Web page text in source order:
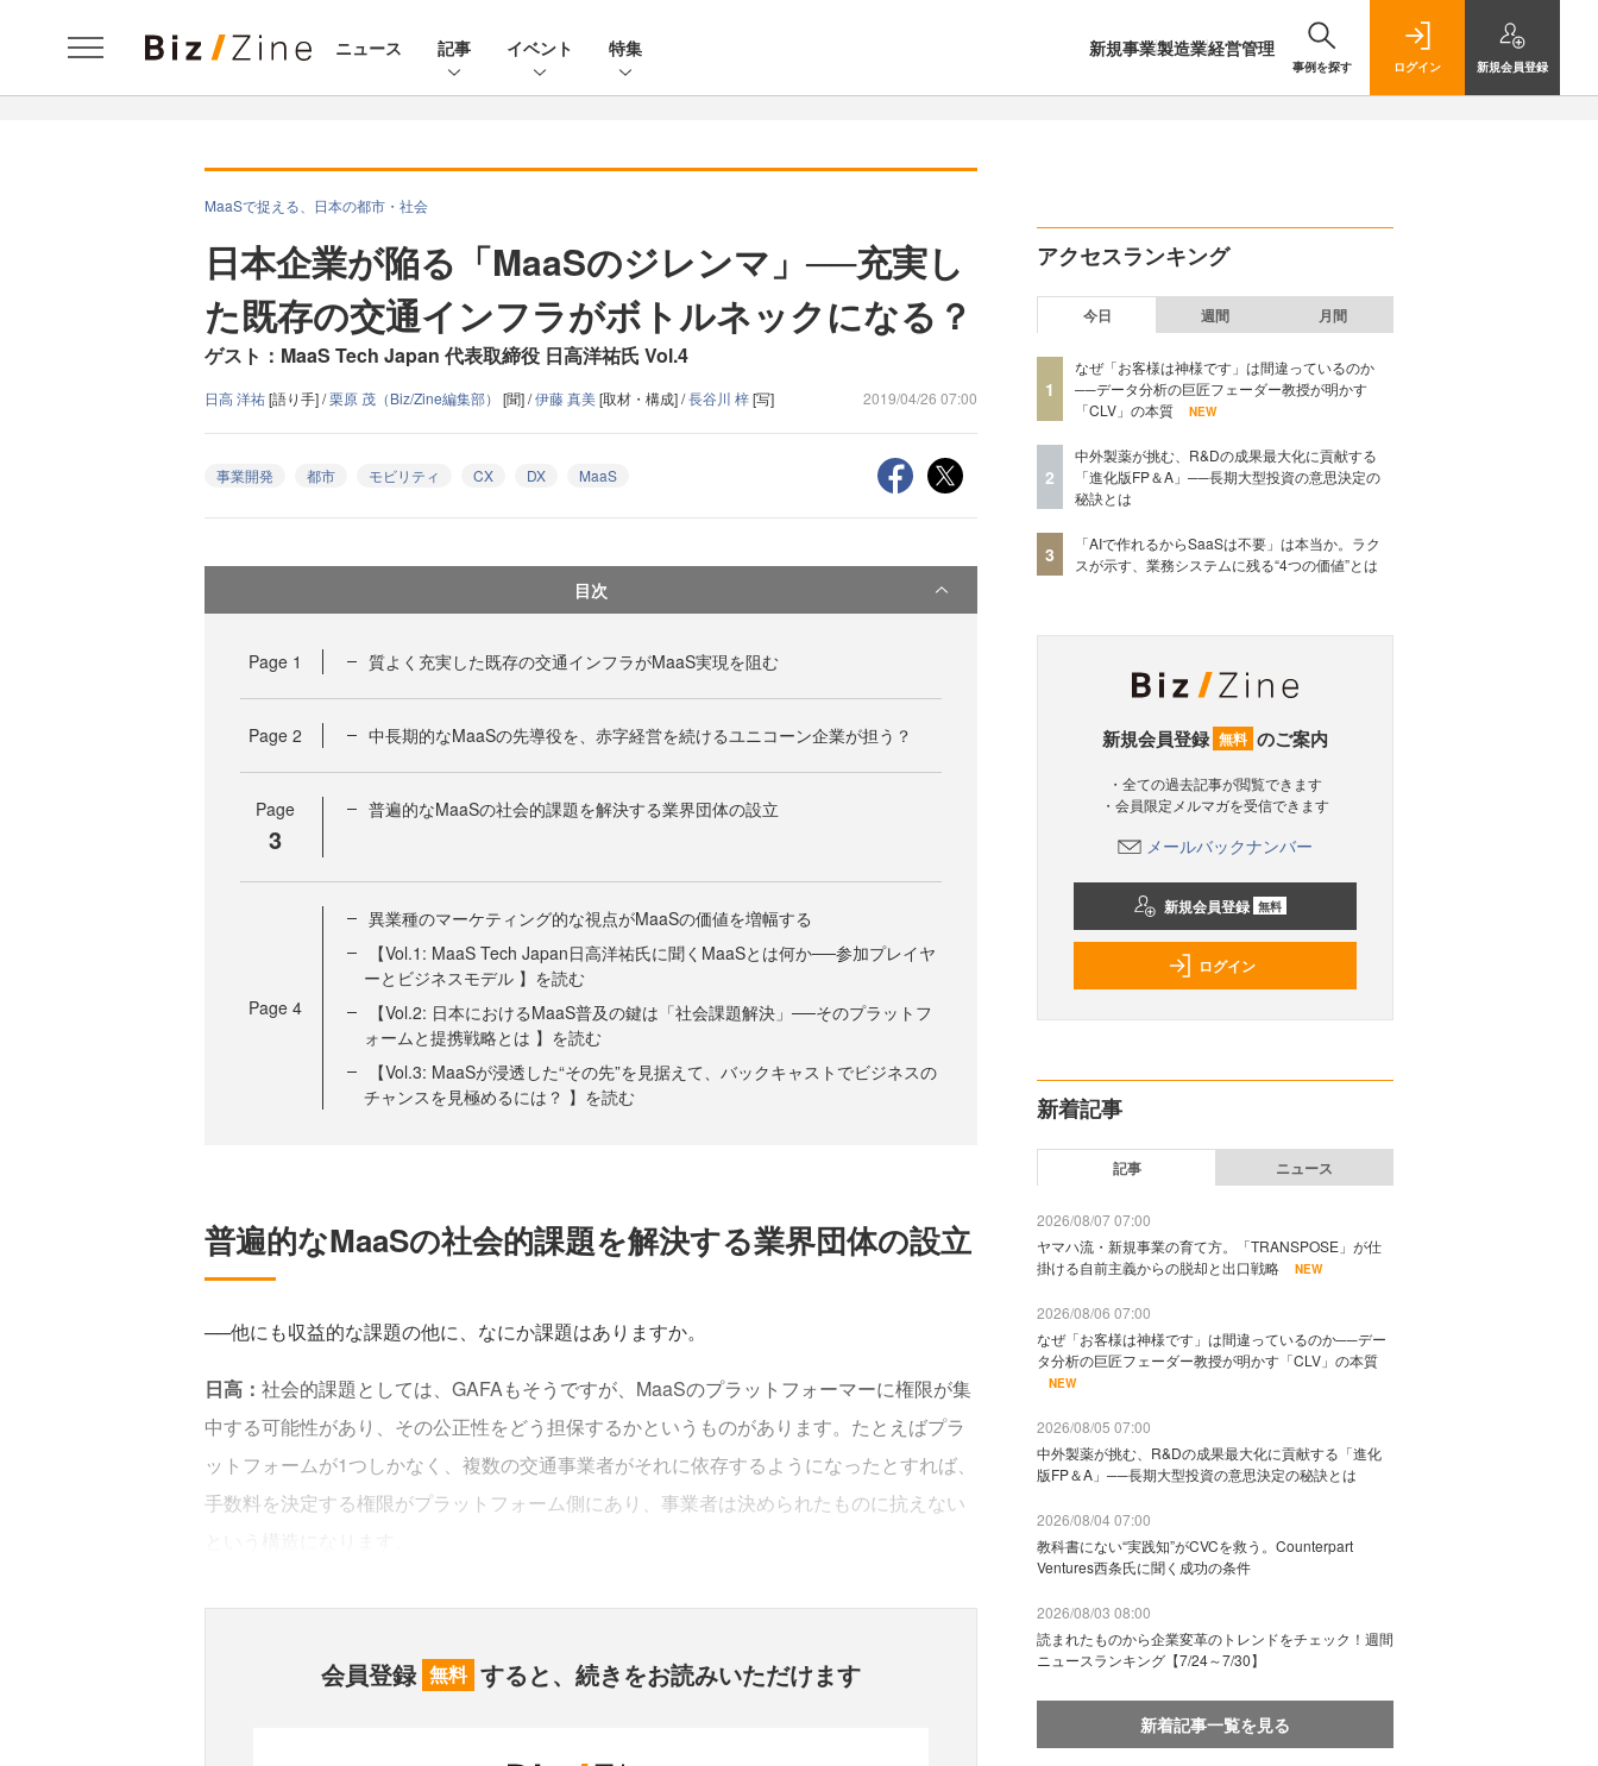
ニュース 記事 イベント 特集 新規事業製造業経営管理
事例を探す ログイン 新規会員登録
MaaSで捉える、日本の都市・社会
日本企業が陥る「MaaSのジレンマ」──充実し
た既存の交通インフラがボトルネックになる？
ゲスト：MaaS Tech Japan 代表取締役 日高洋祐氏 Vol.4
日高 洋祐[語り手] /栗原 茂（Biz/Zine編集部） [聞] /伊藤 真美[取材・構成] /長谷川 梓[写] 2019/04/26 07:00
事業開発 都市 モビリティ CX DX MaaS
目次
Page 1 質よく充実した既存の交通インフラがMaaS実現を阻む
Page 2 中長期的なMaaSの先導役を、赤字経営を続けるユニコーン企業が担う？
Page
3
普遍的なMaaSの社会的課題を解決する業界団体の設立
Page 4
異業種のマーケティング的な視点がMaaSの価値を増幅する
【Vol.1: MaaS Tech Japan日高洋祐氏に聞くMaaSとは何か──参加プレイヤ
ーとビジネスモデル 】を読む
【Vol.2: 日本におけるMaaS普及の鍵は「社会課題解決」──そのプラットフ
ォームと提携戦略とは 】を読む
【Vol.3: MaaSが浸透した“その先”を見据えて、バックキャストでビジネスの
チャンスを見極めるには？ 】を読む
普遍的なMaaSの社会的課題を解決する業界団体の設立
──他にも収益的な課題の他に、なにか課題はありますか。
日高： 社会的課題としては、GAFAもそうですが、MaaSのプラットフォーマーに権限が集
中する可能性があり、その公正性をどう担保するかというものがあります。たとえばプラ
ットフォームが1つしかなく、複数の交通事業者がそれに依存するようになったとすれば、
手数料を決定する権限がプラットフォーム側にあり、事業者は決められたものに抗えない
会員登録 無料 すると、続きをお読みいただけます
アクセスランキング
今日 週間 月間
1
なぜ「お客様は神様です」は間違っているのか
──データ分析の巨匠フェーダー教授が明かす
「CLV」の本質
NEW
2
中外製薬が挑む、R&Dの成果最大化に貢献する
「進化版FP＆A」──長期大型投資の意思決定の
秘訣とは
3
「AIで作れるからSaaSは不要」は本当か。ラク
スが示す、業務システムに残る“4つの価値”とは
新規会員登録 無料 のご案内
・全ての過去記事が閲覧できます
・会員限定メルマガを受信できます
メールバックナンバー
新規会員登録 無料
ログイン
新着記事
記事 ニュース
2026/08/07 07:00
ヤマハ流・新規事業の育て方。「TRANSPOSE」が仕
掛ける自前主義からの脱却と出口戦略
NEW
2026/08/06 07:00
なぜ「お客様は神様です」は間違っているのか──デー
タ分析の巨匠フェーダー教授が明かす「CLV」の本質
NEW
2026/08/05 07:00
中外製薬が挑む、R&Dの成果最大化に貢献する「進化
版FP＆A」──長期大型投資の意思決定の秘訣とは
2026/08/04 07:00
教科書にない“実践知”がCVCを救う。Counterpart
Ventures西条氏に聞く成功の条件
2026/08/03 08:00
読まれたものから企業変革のトレンドをチェック！週間
ニュースランキング【7/24～7/30】
新着記事一覧を見る